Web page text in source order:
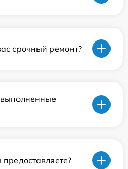
срочный ремонт?
выполненные